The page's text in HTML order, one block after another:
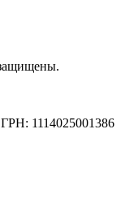
1114025001386